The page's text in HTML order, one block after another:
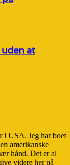
at
i USA. Jeg har boet
amerikanske
hånd. Det er al
videre her på